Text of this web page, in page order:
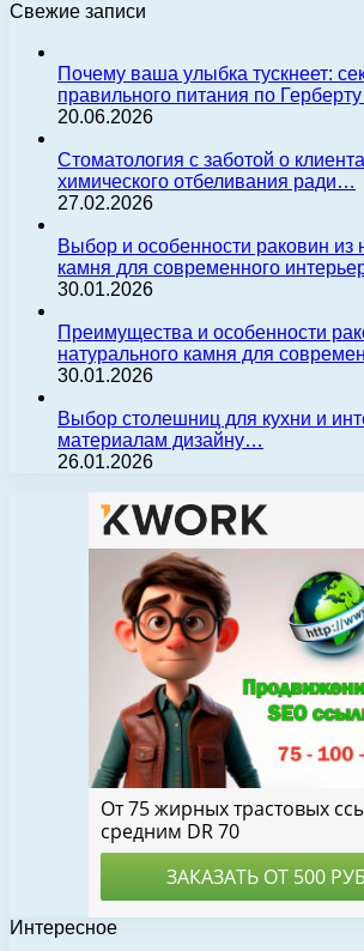
Свежие записи
Почему ваша улыбка тускнеет:
правильного питания по
20.06.2026
Стоматология с заботой о
химического отбеливания ради…
27.02.2026
Выбор и особенности раковин из
камня для современного
30.01.2026
Преимущества и особенности
натурального камня для
30.01.2026
Выбор столешниц для кухни и
материалам дизайну…
26.01.2026
Интересное